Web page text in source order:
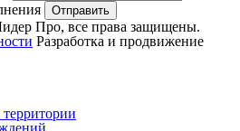
Отправить
Про, все права защищены.
Разработка и продвижение